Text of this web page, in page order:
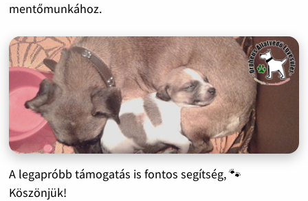
mentőmunkához.
A legapróbb támogatás is fontos segítség, 🐾
Köszönjük!